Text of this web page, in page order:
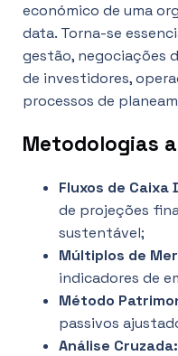
económico de uma
data. Torna-se
gestão, negociações
de investidores,
processos de
Metodologias
Fluxos de Caixa
de projeções
sustentável;
Múltiplos de
indicadores de
Método
passivos
Análise Cruzada: